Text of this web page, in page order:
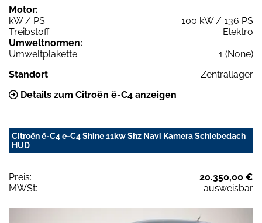
Motor:
kW / PS
100 kW / 136 PS
Treibstoff
Elektro
Umweltnormen:
Umweltplakette
1 (None)
Standort
Zentrallager
Details zum Citroën ë-C4 anzeigen
Citroën ë-C4 e-C4 Shine 11kw Shz Navi Kamera Schiebedach
HUD
Preis:
20.350,00 €
MWSt:
ausweisbar